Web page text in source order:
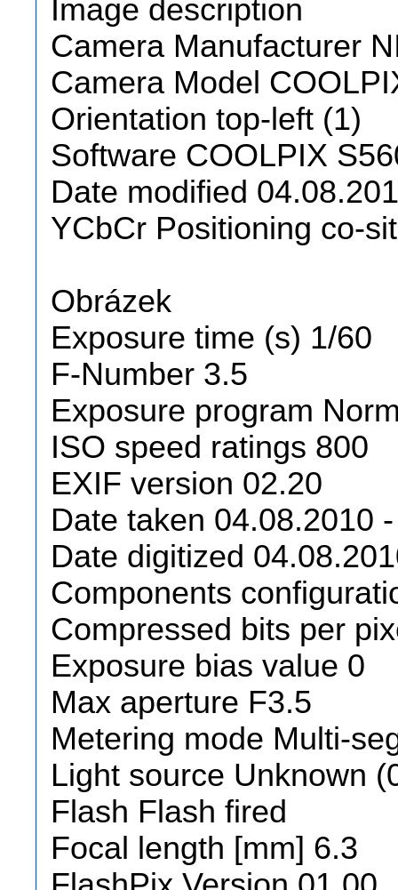
Image description
Camera Manufacturer
Camera Model
Orientation top-left (1)
Software COOLPIX
Date modified
YCbCr Positioning co-
Obrázek
Exposure time (s) 1/60
F-Number 3.5
Exposure program
ISO speed ratings 800
EXIF version 02.20
Date taken 04.08.2010
Date digitized
Components
Compressed bits per
Exposure bias value 0
Max aperture F3.5
Metering mode Multi-
Light source Unknown
Flash Flash fired
Focal length [mm] 6.3